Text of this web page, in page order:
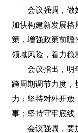
会议强调，做
加快构建新发展格
策，增强政策前瞻
领域风险，着力稳
会议指出，明
跨周期调节力度，
力；坚持对外开放
事；坚持守牢底线
会议强调，要